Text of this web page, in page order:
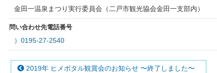
金田一温泉まつり実行委員会（二戸市観光協会金田一支部内）
問い合わせ先電話番号
）0195-27-2540
2019年 ヒメボタル観賞会のお知らせ 〜終了しました〜